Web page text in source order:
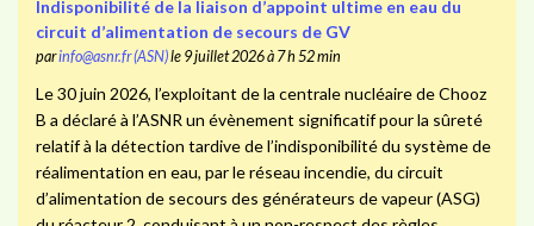
Indisponibilité de la liaison d’appoint ultime en eau du
circuit d’alimentation de secours de GV
parinfo@asnr.fr (ASN)le 9 juillet 2026 à 7 h 52 min
Le 30 juin 2026, l’exploitant de la centrale nucléaire de Chooz
B a déclaré à l’ASNR un évènement significatif pour la sûreté
relatif à la détection tardive de l’indisponibilité du système de
réalimentation en eau, par le réseau incendie, du circuit
d’alimentation de secours des générateurs de vapeur (ASG)